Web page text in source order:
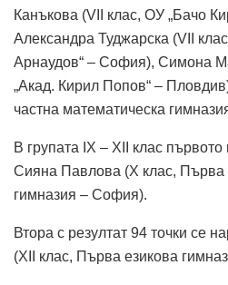
Канъкова (VII клас, ОУ „Бачо
Александра Туджарска (VII
Арнаудов“ – София), Симона
„Акад. Кирил Попов“ –
частна математическа
В групата IX – XII клас първото
Сияна Павлова (X клас, Първа
гимназия – София).
Втора с резултат 94 точки се
(XII клас, Първа езикова